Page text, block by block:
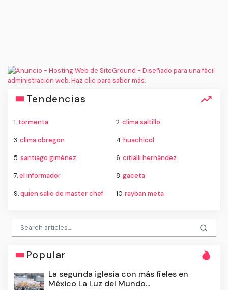
Tendencias
1. tormenta 2.clima saltillo
3.clima obregon 4.huachicol
5.santiago giménez 6.citlalli hernández
7.el informador 8.gaceta
9.quien salio de master chef 10.rayban meta
Popular
La segunda iglesia con más fieles en
México La Luz del Mundo...